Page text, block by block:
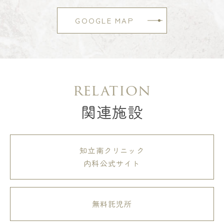
GOOGLE MAP
relation
関連施設
知立南クリニック
内科公式サイト
無料託児所